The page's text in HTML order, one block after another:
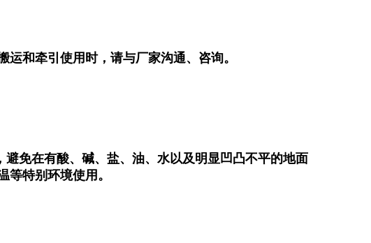
和牵引使用时，请与厂家沟通、咨询。
免在有酸、碱、盐、油、水以及明显凹凸不平的地面
特别环境使用。